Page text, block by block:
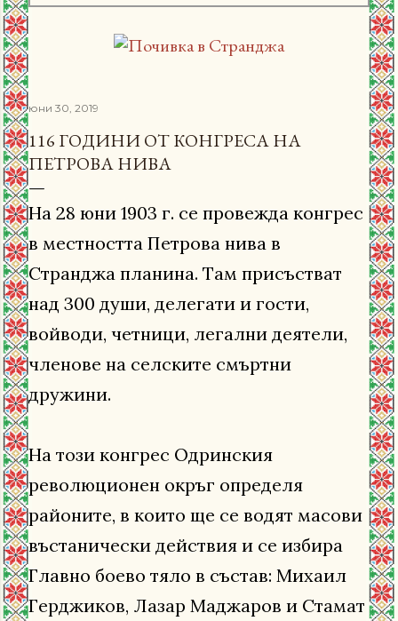
юни 30, 2019
116 ГОДИНИ ОТ КОНГРЕСА НА
ПЕТРОВА НИВА
На 28 юни 1903 г. се провежда конгрес
в местността Петрова нива в
Странджа планина. Там присъстват
над 300 души, делегати и гости,
войводи, четници, легални деятели,
членове на селските смъртни
дружини.
На този конгрес Одринския
революционен окръг определя
районите, в които ще се водят масови
въстанически действия и се избира
Главно боево тяло в състав: Михаил
Герджиков, Лазар Маджаров и Стамат